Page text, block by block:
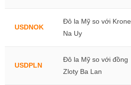
USDNOK
Đô la Mỹ so với Krone
Na Uy
USDPLN
Đô la Mỹ so với đồng
Zloty Ba Lan